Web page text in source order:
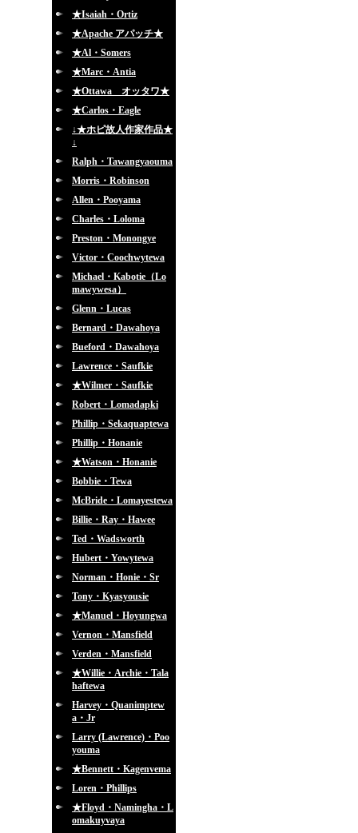
★Isaiah・Ortiz
★Apache アパッチ★
★Al・Somers
★Marc・Antia
★Ottawa オッタワ★
★Carlos・Eagle
↓★ホピ故人作家作品★
↓
Ralph・Tawangyaouma
Morris・Robinson
Allen・Pooyama
Charles・Loloma
Preston・Monongye
Victor・Coochwytewa
Michael・Kabotie（Lo
mawywesa）
Glenn・Lucas
Bernard・Dawahoya
Bueford・Dawahoya
Lawrence・Saufkie
★Wilmer・Saufkie
Robert・Lomadapki
Phillip・Sekaquaptewa
Phillip・Honanie
★Watson・Honanie
Bobbie・Tewa
McBride・Lomayestewa
Billie・Ray・Hawee
Ted・Wadsworth
Hubert・Yowytewa
Norman・Honie・Sr
Tony・Kyasyousie
★Manuel・Hoyungwa
Vernon・Mansfield
Verden・Mansfield
★Willie・Archie・Tala
haftewa
Harvey・Quanimptew
a・Jr
Larry (Lawrence)・Poo
youma
★Bennett・Kagenvema
Loren・Phillips
★Floyd・Namingha・L
omakuyvaya